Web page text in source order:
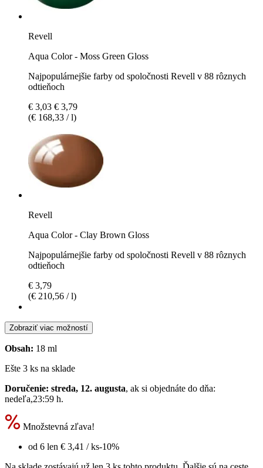
Revell
Aqua Color - Moss Green Gloss
Najpopulárnejšie farby od spoločnosti Revell v 88 rôznych
odtieňoch
€ 3,03 € 3,79
(€ 168,33 / l)
Revell
Aqua Color - Clay Brown Gloss
Najpopulárnejšie farby od spoločnosti Revell v 88 rôznych
odtieňoch
€ 3,79
(€ 210,56 / l)
Zobraziť viac možností
Obsah: 18 ml
Ešte 3 ks na sklade
Doručenie: streda, 12. augusta, ak si objednáte do dňa:
nedeľa,23:59 h.
Množstevná zľava!
od 6 len € 3,41 / ks-10%